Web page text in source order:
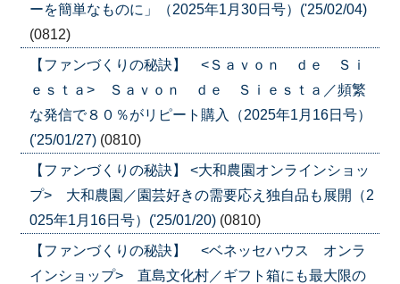
ーを簡単なものに」（2025年1月30日号）('25/02/04)
(0812)
【ファンづくりの秘訣】 <Ｓａｖｏｎ ｄｅ Ｓｉ
ｅｓｔａ> Ｓａｖｏｎ ｄｅ Ｓｉｅｓｔａ／頻繁
な発信で８０％がリピート購入（2025年1月16日号）
('25/01/27) (0810)
【ファンづくりの秘訣】 <大和農園オンラインショッ
プ> 大和農園／園芸好きの需要応え独自品も展開（2
025年1月16日号）('25/01/20) (0810)
【ファンづくりの秘訣】 <ベネッセハウス オンラ
インショップ> 直島文化村／ギフト箱にも最大限の